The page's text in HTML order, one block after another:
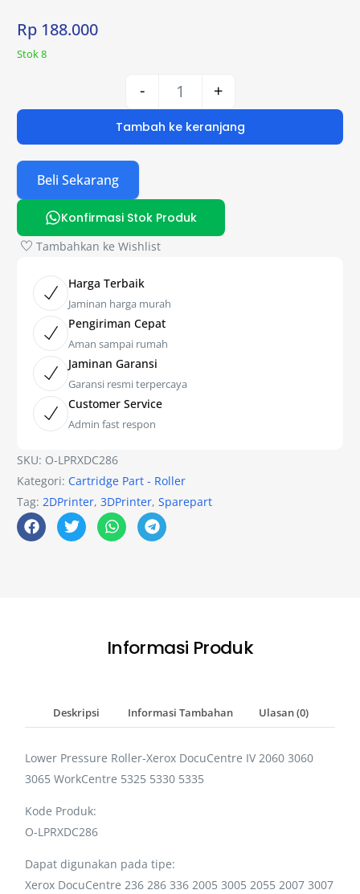
Rp 188.000
Stok 8
- +
Tambah ke keranjang
Beli Sekarang
Konfirmasi Stok Produk
Tambahkan ke Wishlist
Harga Terbaik
Jaminan harga murah
Pengiriman Cepat
Aman sampai rumah
Jaminan Garansi
Garansi resmi terpercaya
Customer Service
Admin fast respon
SKU: O-LPRXDC286
Kategori: Cartridge Part - Roller
Tag:2DPrinter,3DPrinter,Sparepart
Informasi Produk
Deskripsi Informasi Tambahan Ulasan (0)
Lower Pressure Roller-Xerox DocuCentre IV 2060 3060
3065 WorkCentre 5325 5330 5335
Kode Produk:
O-LPRXDC286
Dapat digunakan pada tipe:
Xerox DocuCentre 236 286 336 2005 3005 2055 2007 3007